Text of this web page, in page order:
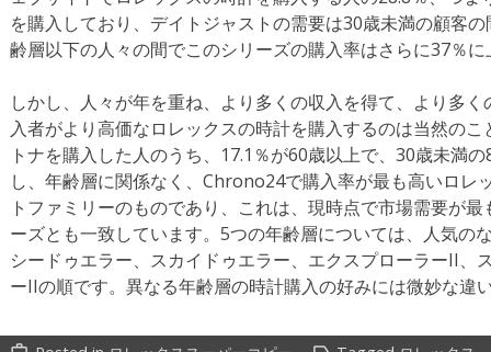
を購入しており、デイトジャストの需要は30歳未満の顧客
齢層以下の人々の間でこのシリーズの購入率はさらに37％
しかし、人々が年を重ね、より多くの収入を得て、より多
入者がより高価なロレックスの時計を購入するのは当然の
トナを購入した人のうち、17.1％が60歳以上で、30歳未満
し、年齢層に関係なく、Chrono24で購入率が最も高いロレ
トファミリーのものであり、これは、現時点で市場需要が
ーズとも一致しています。5つの年齢層については、人気の
シードゥエラー、スカイドゥエラー、エクスプローラーII、
ーIIの順です。異なる年齢層の時計購入の好みには微妙な違